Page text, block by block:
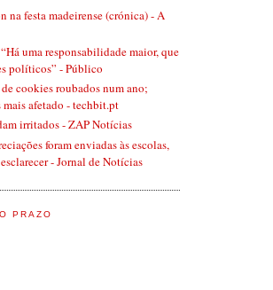
na festa madeirense (crónica) - A
uma responsabilidade maior, que
políticos” - Público
cookies roubados num ano;
mais afetado - techbit.pt
irritados - ZAP Notícias
foram enviadas às escolas,
- Jornal de Notícias
PRAZO